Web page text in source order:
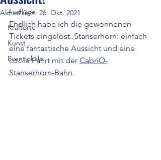
Ausflüge
Kraftorte
Kunst
Eventlokale
Aktualisiert: 26. Okt. 2021
Endlich habe ich die gewonnenen
Tickets eingelöst. Stanserhorn: einfach
eine fantastische Aussicht und eine
coole Fahrt mit der CabriO-
Stanserhorn-Bahn.